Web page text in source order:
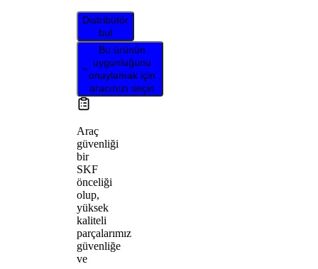
Distribütör
bul
Bu ürünün
uygunluğunu
onaylamak için
aracınızı seçin
Araç
güvenliği
bir
SKF
önceliği
olup,
yüksek
kaliteli
parçalarımız
güvenliğe
ve